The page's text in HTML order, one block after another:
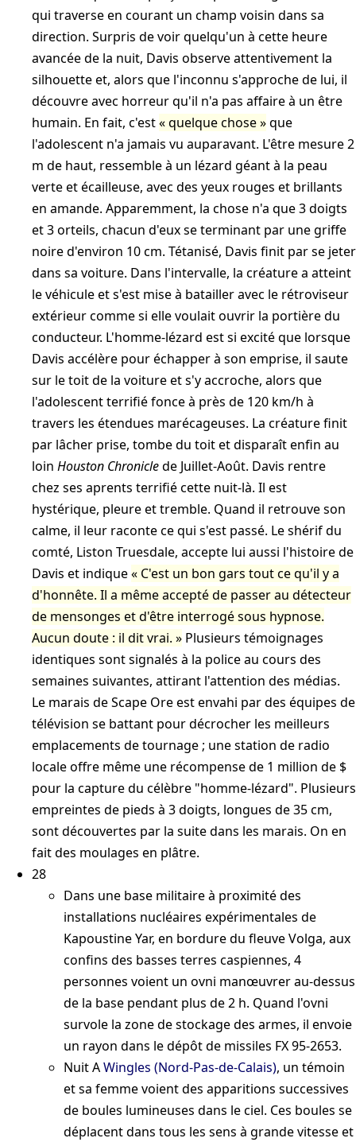
qui traverse en courant un champ voisin dans sa
direction. Surpris de voir quelqu'un à cette heure
avancée de la nuit, Davis observe attentivement la
silhouette et, alors que l'inconnu s'approche de lui, il
découvre avec horreur qu'il n'a pas affaire à un être
humain. En fait, c'est
quelque chose
que
l'adolescent n'a jamais vu auparavant. L'être mesure 2
m de haut, ressemble à un lézard géant à la peau
verte et écailleuse, avec des yeux rouges et brillants
en amande. Apparemment, la chose n'a que 3 doigts
et 3 orteils, chacun d'eux se terminant par une griffe
noire d'environ 10 cm. Tétanisé, Davis finit par se jeter
dans sa voiture. Dans l'intervalle, la créature a atteint
le véhicule et s'est mise à batailler avec le rétroviseur
extérieur comme si elle voulait ouvrir la portière du
conducteur. L'homme-lézard est si excité que lorsque
Davis accélère pour échapper à son emprise, il saute
sur le toit de la voiture et s'y accroche, alors que
l'adolescent terrifié fonce à près de 120 km/h à
travers les étendues marécageuses. La créature finit
par lâcher prise, tombe du toit et disparaît enfin au
loin Houston Chroniclede Juillet-Août. Davis rentre
chez ses aprents terrifié cette nuit-là. Il est
hystérique, pleure et tremble. Quand il retrouve son
calme, il leur raconte ce qui s'est passé. Le shérif du
comté, Liston Truesdale, accepte lui aussi l'histoire de
Davis et indique
C'est un bon gars tout ce qu'il y a
d'honnête. Il a même accepté de passer au détecteur
de mensonges et d'être interrogé sous hypnose.
Aucun doute : il dit vrai.
Plusieurs témoignages
identiques sont signalés à la police au cours des
semaines suivantes, attirant l'attention des médias.
Le marais de Scape Ore est envahi par des équipes de
télévision se battant pour décrocher les meilleurs
emplacements de tournage ; une station de radio
locale offre même une récompense de 1 million de $
pour la capture du célèbre "homme-lézard". Plusieurs
empreintes de pieds à 3 doigts, longues de 35 cm,
sont découvertes par la suite dans les marais. On en
fait des moulages en plâtre.
28
Dans une base militaire à proximité des
installations nucléaires expérimentales de
Kapoustine Yar, en bordure du fleuve Volga, aux
confins des basses terres caspiennes, 4
personnes voient un ovni manœuvrer au-dessus
de la base pendant plus de 2 h. Quand l'ovni
survole la zone de stockage des armes, il envoie
un rayon dans le dépôt de missiles FX 95-2653.
NuitAWingles (Nord-Pas-de-Calais), un témoin
et sa femme voient des apparitions successives
de boules lumineuses dans le ciel. Ces boules se
déplacent dans tous les sens à grande vitesse et